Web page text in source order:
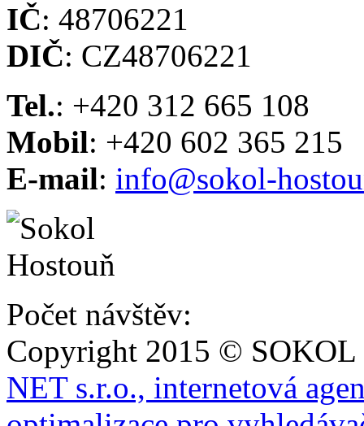
IČ: 48706221
DIČ: CZ48706221
Tel.: +420 312 665 108
Mobil: +420 602 365 215
E-mail: info@sokol-
Počet návštěv:
Copyright 2015 ©
NET s.r.o., internetová